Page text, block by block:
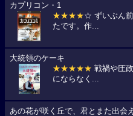
カプリコン・1
★★★★☆ ずいぶん
たです。作...
大統領のケーキ
★★★★★ 戦禍や圧
にならなく...
あの花が咲く丘で、君とまた出会